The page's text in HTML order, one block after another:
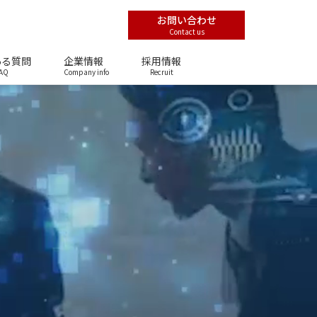
お問い合わせ
Contact us
質問 企業情報
Company info
採用情報
Recruit